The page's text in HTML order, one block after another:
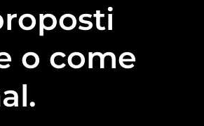
o come